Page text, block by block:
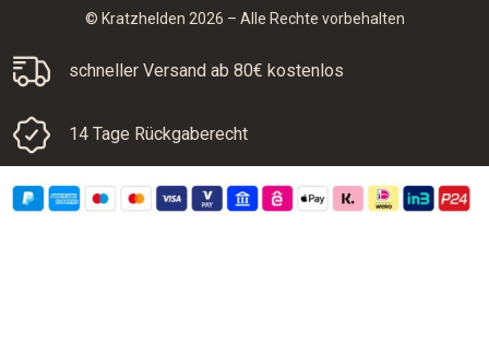
© Kratzhelden 2026 – Alle Rechte vorbehalten
schneller Versand ab 80€ kostenlos
14 Tage Rückgaberecht